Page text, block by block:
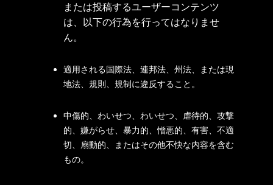
または投稿するユーザーコンテンツ
は、以下の行為を行ってはなりませ
ん。
適用される国際法、連邦法、州法、または現
地法、規則、規制に違反すること。
中傷的、わいせつ、わいせつ、虐待的、攻撃
的、嫌がらせ、暴力的、憎悪的、有害、不適
切、扇動的、またはその他不快な内容を含む
もの。